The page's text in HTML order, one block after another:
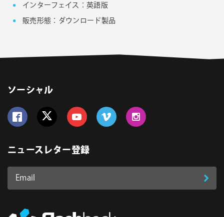
インターフェイス：英語版
販売形態：ダウンロード製品
ソーシャル
ニュースレター登録
Email
登